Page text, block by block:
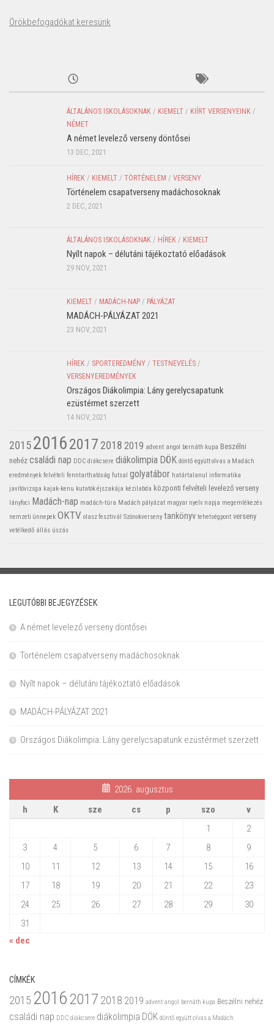
Örökbefogadókat keresünk
ÁLTALÁNOS ISKOLÁSOKNAK / KIEMELT / KIÍRT VERSENYEINK /
NÉMET
A német levelező verseny döntősei
13 DEC, 2021
HÍREK / KIEMELT / TÖRTÉNELEM / VERSENY
Történelem csapatverseny madáchosoknak
2 DEC, 2021
ÁLTALÁNOS ISKOLÁSOKNAK / HÍREK / KIEMELT
Nyílt napok – délutáni tájékoztató előadások
29 NOV, 2021
KIEMELT / MADÁCH-NAP / PÁLYÁZAT
MADÁCH-PÁLYÁZAT 2021
23 NOV, 2021
HÍREK / SPORTEREDMÉNY / TESTNEVELÉS /
VERSENYEREDMÉNYEK
Országos Diákolimpia: Lány gerelycsapatunk
ezüstérmet szerzett
14 NOV, 2021
201520162017 2018 2019 advent angol bernáth kupa Beszélni
nehéz családi nap DDC diákcsere diákolimpia DÖK döntő együtt olvas a Madách
eredmények felvételi fenntarthatóság futsal golyatábor határtalanul informatika
javítóvizsga kajak-kenu kutatók éjszakája kézilabda központi felvételi levelező verseny
lányfoci Madách-nap madách-túra Madách pályázat magyar nyelv napja megemlékezés
nemzeti ünnepek OKTV olasz fesztivál Szónokverseny tankönyv tehetségpont verseny
vetélkedő állás úszás
LEGUTÓBBI BEJEGYZÉSEK
A német levelező verseny döntősei
Történelem csapatverseny madáchosoknak
Nyílt napok – délutáni tájékoztató előadások
MADÁCH-PÁLYÁZAT 2021
Országos Diákolimpia: Lány gerelycsapatunk ezüstérmet szerzett
2026. augusztus
h
K sze cs p szo
v
1
2
3
4 5 6 7 8
9
10
11 12 13 14 15
16
17
18 19 20 21 22
23
24
25 26 27 28 29
30
31
« dec
CÍMKÉK
2015 20162017 2018 2019 advent angol bernáth kupa Beszélni nehéz
családi nap DDC diákcsere diákolimpia DÖK döntő együtt olvas a Madách